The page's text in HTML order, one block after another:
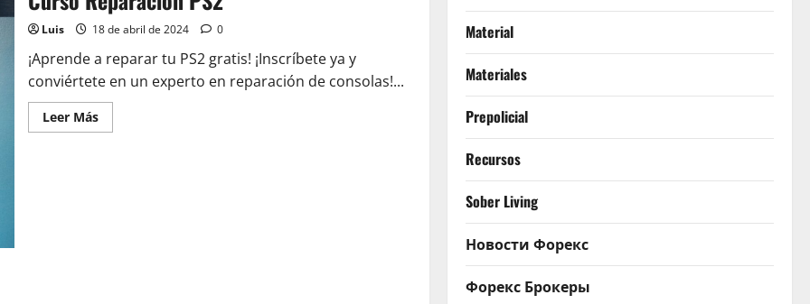
Luis 18 de abril de 2024 0
¡Aprende a reparar tu PS2 gratis! ¡Inscríbete ya y
conviértete en un experto en reparación de consolas!...
Leer MásLeer
más
Material
Materiales
Prepolicial
Recursos
Sober Living
Новости Форекс
Форекс Брокеры